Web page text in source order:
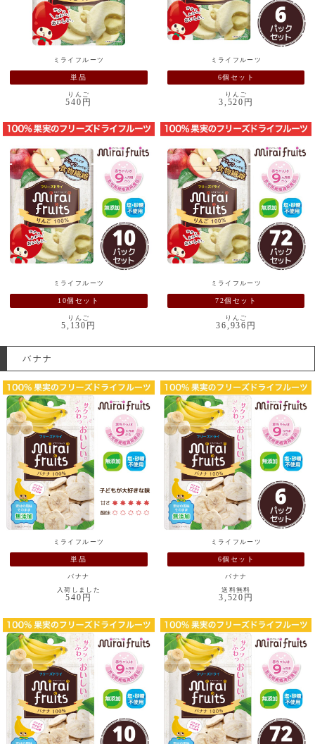
ミライフルーツ
単品
りんご
540円
ミライフルーツ
6個セット
りんご
3,520円
ミライフルーツ
10個セット
りんご
5,130円
ミライフルーツ
72個セット
りんご
36,936円
バナナ
ミライフルーツ
単品
バナナ
入荷しました
540円
ミライフルーツ
6個セット
バナナ
送料無料
3,520円